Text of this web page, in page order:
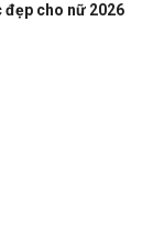
đẹp cho nữ 2026